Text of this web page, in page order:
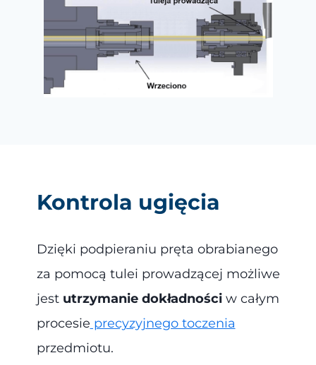
Kontrola ugięcia
Dzięki podpieraniu pręta obrabianego
za pomocą tulei prowadzącej możliwe
jestutrzymanie dokładnościw całym
procesie precyzyjnego toczenia
przedmiotu.